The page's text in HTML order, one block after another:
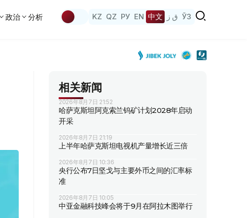
政治 分析 KZ QZ РУ EN 中文 ق ز ЎЗ
相关新闻
2026年8月7日 21:52
哈萨克斯坦阿克索兰钨矿计划2028年启动
开采
2026年8月7日 21:19
上半年哈萨克斯坦电视机产量增长近三倍
2026年8月7日 10:36
央行公布7日坚戈与主要外币之间的汇率标
准
2026年8月7日 10:05
中亚金融科技峰会将于9月在阿拉木图举行